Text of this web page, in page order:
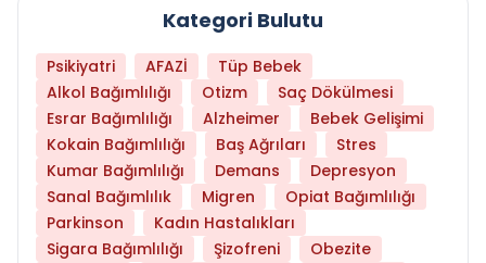
Kategori Bulutu
Psikiyatri AFAZİ
Tüp Bebek
Alkol Bağımlılığı
Otizm
Saç Dökülmesi
Esrar Bağımlılığı
Alzheimer
Bebek Gelişimi
Kokain Bağımlılığı
Baş Ağrıları
Stres
Kumar Bağımlılığı
Demans
Depresyon
Sanal Bağımlılık
Migren
Opiat Bağımlılığı
Parkinson
Kadın Hastalıkları
Sigara Bağımlılığı
Şizofreni
Obezite